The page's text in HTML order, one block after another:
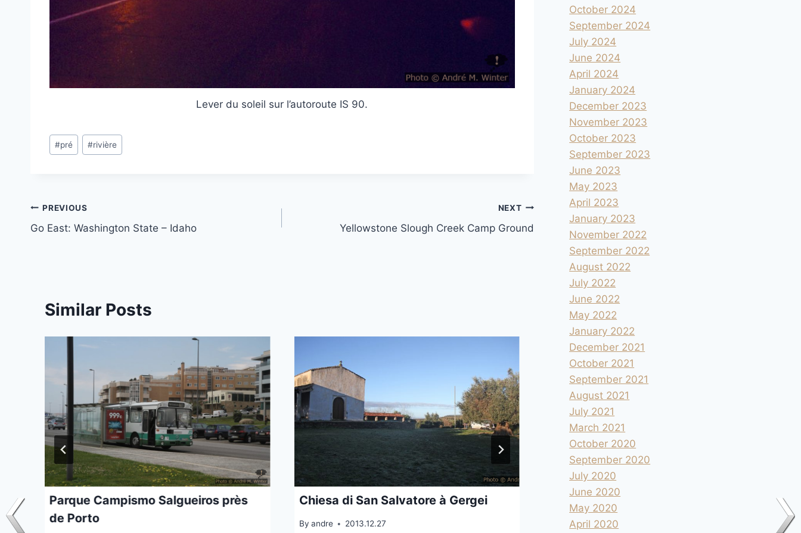
Lever du soleil sur l’autoroute IS 90.
Post
Tags:
#pré #rivière
Post
navigation
PREVIOUS
Go East: Washington State – Idaho
NEXT
Yellowstone Slough Creek Camp Ground
Similar Posts
Parque Campismo Salgueiros près
de Porto
Chiesa di San Salvatore à Gergei
By andre 2013.12.27
Parking à Santa-Marina-Alta
andre 2012.12.31
October 2024
September 2024
July 2024
June 2024
April 2024
January 2024
December 2023
November 2023
October 2023
September 2023
June 2023
May 2023
April 2023
January 2023
November 2022
September 2022
August 2022
July 2022
June 2022
May 2022
January 2022
December 2021
October 2021
September 2021
August 2021
July 2021
March 2021
October 2020
September 2020
July 2020
June 2020
May 2020
April 2020